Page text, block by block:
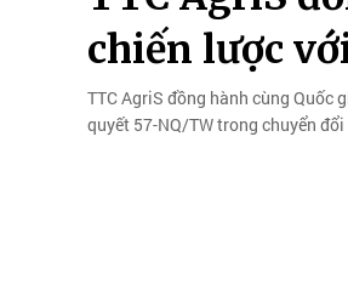
chiến lược
TTC AgriS đồng hành cùng Quốc
quyết 57-NQ/TW trong chuyển